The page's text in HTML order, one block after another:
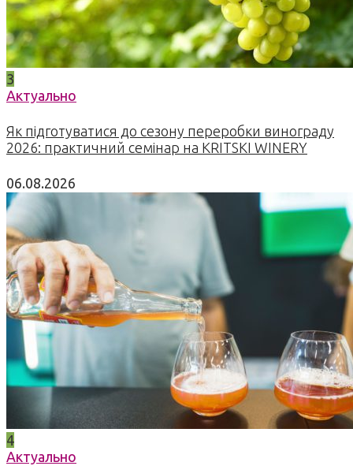
3
Актуально
Як підготуватися до сезону переробки винограду
2026: практичний семінар на KRITSKI WINERY
06.08.2026
4
Актуально